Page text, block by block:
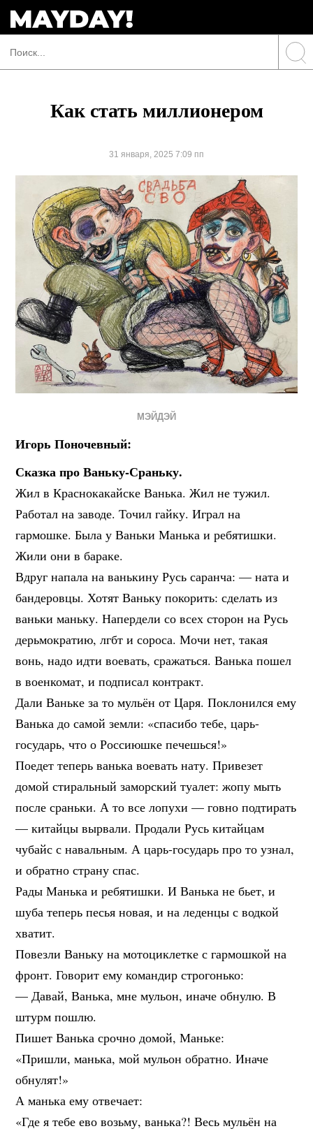
Как стать миллионером
31 января, 2025 7:09 пп
МЭЙДЭЙ
Игорь Поночевный:
Сказка про Ваньку-Сраньку.
Жил в Краснокакайске Ванька. Жил не тужил.
Работал на заводе. Точил гайку. Играл на
гармошке. Была у Ваньки Манька и ребятишки.
Жили они в бараке.
Вдруг напала на ванькину Русь саранча: — ната и
бандеровцы. Хотят Ваньку покорить: сделать из
ваньки маньку. Напердели со всех сторон на Русь
дерьмократию, лгбт и сороса. Мочи нет, такая
вонь, надо идти воевать, сражаться. Ванька пошел
в военкомат, и подписал контракт.
Дали Ваньке за то мульён от Царя. Поклонился ему
Ванька до самой земли: «спасибо тебе, царь-
государь, что о Россиюшке печешься!»
Поедет теперь ванька воевать нату. Привезет
домой стиральный заморский туалет: жопу мыть
после сраньки. А то все лопухи — говно подтирать
— китайцы вырвали. Продали Русь китайцам
чубайс с навальным. А царь-государь про то узнал,
и обратно страну спас.
Рады Манька и ребятишки. И Ванька не бьет, и
шуба теперь песья новая, и на леденцы с водкой
хватит.
Повезли Ваньку на мотоциклетке с гармошкой на
фронт. Говорит ему командир строгонько:
— Давай, Ванька, мне мульон, иначе обнулю. В
штурм пошлю.
Пишет Ванька срочно домой, Маньке:
«Пришли, манька, мой мульон обратно. Иначе
обнулят!»
А манька ему отвечает:
«Где я тебе ево возьму, ванька?! Весь мульён на